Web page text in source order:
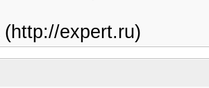
(http://expert.ru)